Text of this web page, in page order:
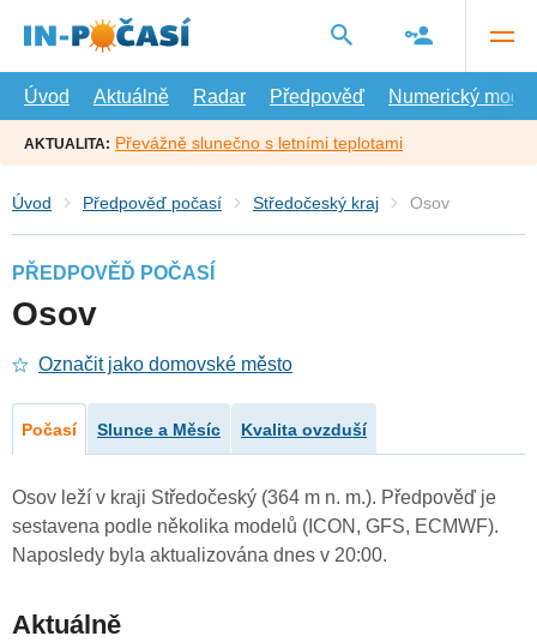
hlavní
Úvod
Aktuálně Radar Předpověď Numerický model
AKTUALITA: Převážně slunečno s letními teplotami
Úvod Předpověď počasí Středočeský kraj Osov
PŘEDPOVĚĎ POČASÍ
Osov
Označit jako domovské město
Počasí Slunce a Měsíc Kvalita ovzduší
Osov leží v kraji Středočeský (364 m n. m.). Předpověď je
sestavena podle několika modelů (ICON, GFS, ECMWF).
Naposledy byla aktualizována dnes v 20:00.
Aktuálně